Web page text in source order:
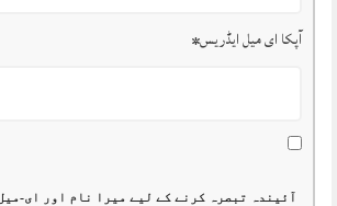
آپکا ای میل ایڈریس*
آئیندہ تبصرہ کرنے کے لیے میرا نام اور ای-